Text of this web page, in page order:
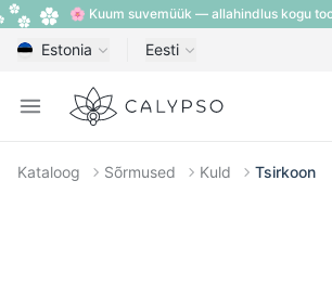
🌸 Kuum suvemüük — allahindlus kogu
Estonia Eesti
Open menu
Calypso
Kataloog Sõrmused Kuld Tsirkoon